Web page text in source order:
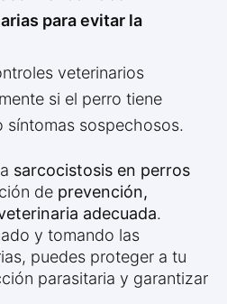
para evitar la
veterinarios
si el perro tiene
síntomas sospechosos.
sarcocistosis en perros
de prevención,
adecuada.
y tomando las
puedes proteger a tu
parasitaria y garantizar